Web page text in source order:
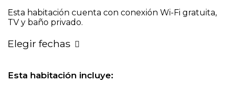
Esta habitación cuenta con conexión Wi-Fi gratuita,
TV y baño privado.
Elegir fechas
Esta habitación incluye: